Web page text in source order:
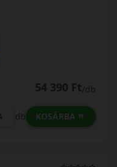
54 390 Ft/db
db KOSÁRBA